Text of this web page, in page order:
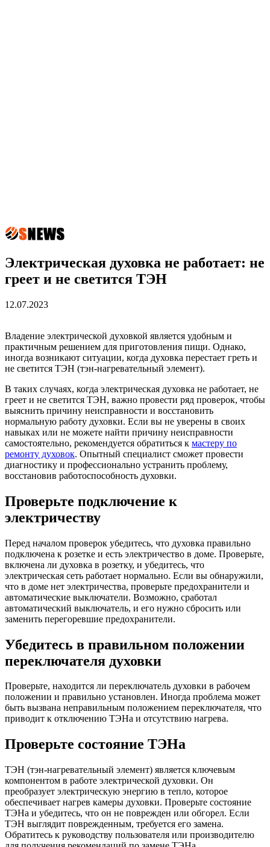
Электрическая духовка не работает: не
греет и не светится ТЭН
12.07.2023
Владение электрической духовкой является удобным и
практичным решением для приготовления пищи. Однако,
иногда возникают ситуации, когда духовка перестает греть и
не светится ТЭН (тэн-нагревательный элемент).
В таких случаях, когда электрическая духовка не работает, не
греет и не светится ТЭН, важно провести ряд проверок, чтобы
выяснить причину неисправности и восстановить
нормальную работу духовки. Если вы не уверены в своих
навыках или не можете найти причину неисправности
самостоятельно, рекомендуется обратиться к мастеру по
ремонту духовок. Опытный специалист сможет провести
диагностику и профессионально устранить проблему,
восстановив работоспособность духовки.
Проверьте подключение к
электричеству
Перед началом проверок убедитесь, что духовка правильно
подключена к розетке и есть электричество в доме. Проверьте,
включена ли духовка в розетку, и убедитесь, что
электрическая сеть работает нормально. Если вы обнаружили,
что в доме нет электричества, проверьте предохранители и
автоматические выключатели. Возможно, сработал
автоматический выключатель, и его нужно сбросить или
заменить перегоревшие предохранители.
Убедитесь в правильном положении
переключателя духовки
Проверьте, находится ли переключатель духовки в рабочем
положении и правильно установлен. Иногда проблема может
быть вызвана неправильным положением переключателя, что
приводит к отключению ТЭНа и отсутствию нагрева.
Проверьте состояние ТЭНа
ТЭН (тэн-нагревательный элемент) является ключевым
компонентом в работе электрической духовки. Он
преобразует электрическую энергию в тепло, которое
обеспечивает нагрев камеры духовки. Проверьте состояние
ТЭНа и убедитесь, что он не поврежден или обгорел. Если
ТЭН выглядит поврежденным, требуется его замена.
Обратитесь к руководству пользователя или производителю